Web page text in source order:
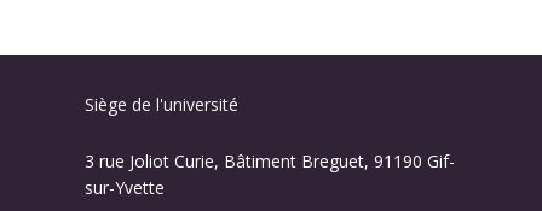
Siège de l'université
3 rue Joliot Curie, Bâtiment Breguet, 91190 Gif-
sur-Yvette